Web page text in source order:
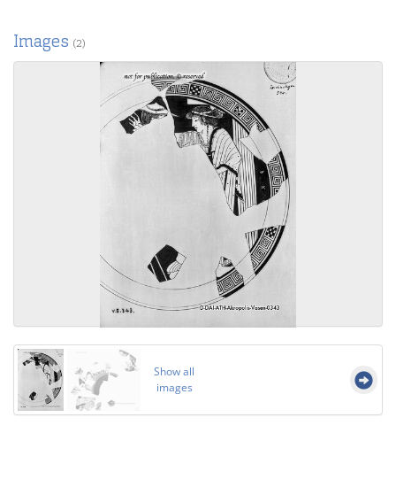
Images (2)
Show all
images